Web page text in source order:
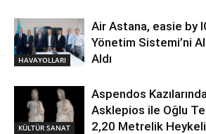
HAVAYOLLARI
Air Astana, easie by
Yönetim Sistemi’ni
Aldı
KÜLTÜR SANAT
Aspendos
Asklepios ile Oğlu
2,20 Metrelik